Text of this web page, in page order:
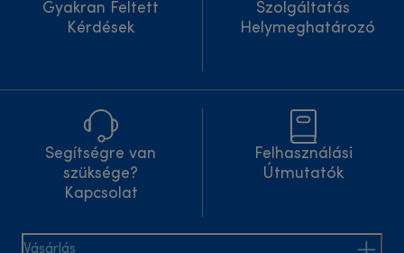
Gyakran Feltett
Kérdések
Szolgáltatás
Helymeghatározó
Segítségre van
szüksége?
Kapcsolat
Felhasználási
Útmutatók
Vásárlás